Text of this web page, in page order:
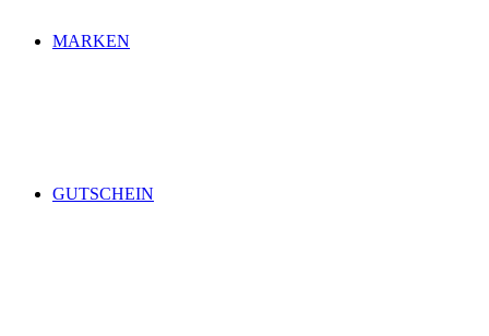
MARKEN
GUTSCHEIN